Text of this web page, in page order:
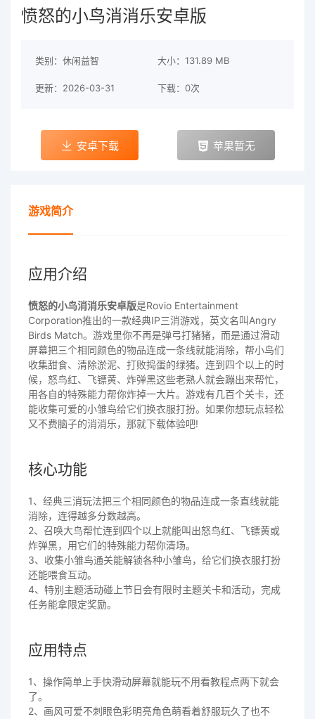
愤怒的小鸟消消乐安卓版
类别：休闲益智 大小：131.89 MB
更新：2026-03-31 下载：0次
安卓下载 苹果暂无
游戏简介
应用介绍
愤怒的小鸟消消乐安卓版是Rovio Entertainment
Corporation推出的一款经典IP三消游戏，英文名叫Angry
Birds Match。游戏里你不再是弹弓打猪猪，而是通过滑动
屏幕把三个相同颜色的物品连成一条线就能消除，帮小鸟们
收集甜食、清除淤泥、打败捣蛋的绿猪。连到四个以上的时
候，怒鸟红、飞镖黄、炸弹黑这些老熟人就会蹦出来帮忙，
用各自的特殊能力帮你炸掉一大片。游戏有几百个关卡，还
能收集可爱的小雏鸟给它们换衣服打扮。如果你想玩点轻松
又不费脑子的消消乐，那就下载体验吧!
核心功能
1、经典三消玩法把三个相同颜色的物品连成一条直线就能
消除，连得越多分数越高。
2、召唤大鸟帮忙连到四个以上就能叫出怒鸟红、飞镖黄或
炸弹黑，用它们的特殊能力帮你清场。
3、收集小雏鸟通关能解锁各种小雏鸟，给它们换衣服打扮
还能喂食互动。
4、特别主题活动碰上节日会有限时主题关卡和活动，完成
任务能拿限定奖励。
应用特点
1、操作简单上手快滑动屏幕就能玩不用看教程点两下就会
了。
2、画风可爱不刺眼色彩明亮角色萌看着舒服玩久了也不